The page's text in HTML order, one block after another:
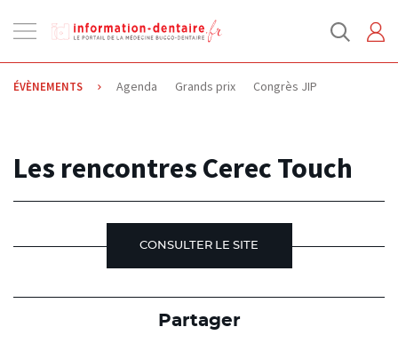
la
navigation
ÉVÈNEMENTS Agenda Grands prix Congrès JIP
14.04.2015
Les rencontres Cerec Touch
CONSULTER LE SITE
Partager